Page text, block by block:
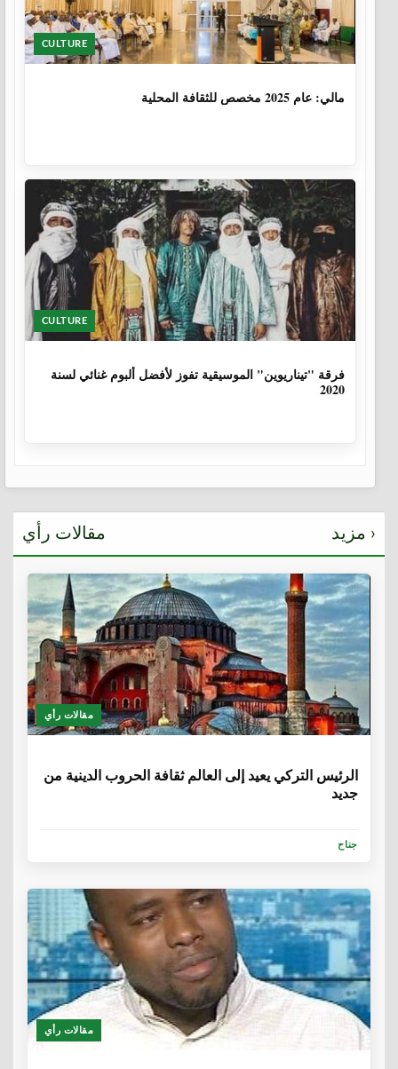
CULTURE
مالي: عام 2025 مخصص للثقافة المحلية
CULTURE
فرقة "تيناريوين" الموسيقية تفوز لأفضل ألبوم غنائي لسنة
2020
مقالات رأي مزيد ›
مقالات رأي
الرئيس التركي يعيد إلى العالم ثقافة الحروب الدينية من
جديد
جناح
مقالات رأي